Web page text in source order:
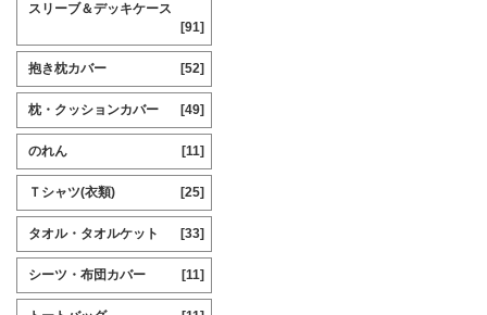
スリーブ＆デッキケース
[91]
抱き枕カバー [52]
枕・クッションカバー [49]
のれん [11]
Ｔシャツ(衣類) [25]
タオル・タオルケット [33]
シーツ・布団カバー [11]